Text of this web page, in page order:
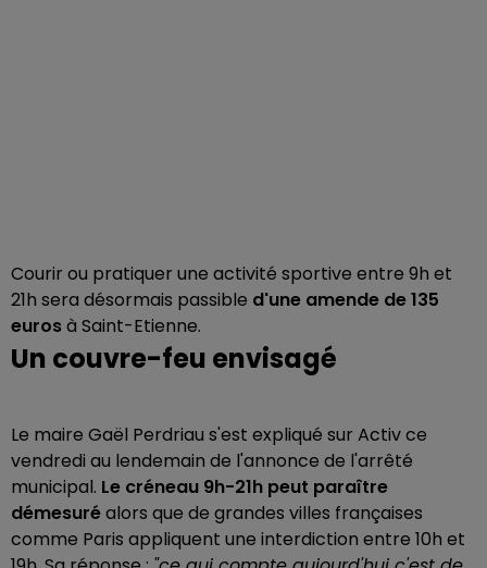
Courir ou pratiquer une activité sportive entre 9h et
21h sera désormais passible d'une amende de 135
eurosà Saint-Etienne.
Un couvre-feu envisagé
Le maire Gaël Perdriau s'est expliqué sur Activ ce
vendredi au lendemain de l'annonce de l'arrêté
municipal. Le créneau 9h-21h peut paraître
démesuréalors que de grandes villes françaises
comme Paris appliquent une interdiction entre 10h et